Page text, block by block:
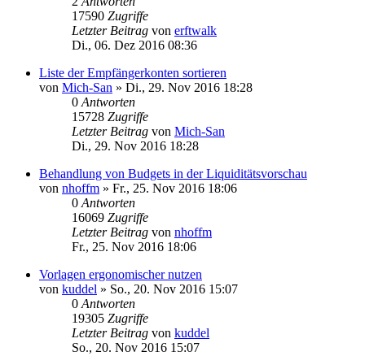
17590 Zugriffe
Letzter Beitrag von erftwalk
Di., 06. Dez 2016 08:36
Liste der Empfängerkonten sortieren
von Mich-San » Di., 29. Nov 2016 18:28
0 Antworten
15728 Zugriffe
Letzter Beitrag von Mich-San
Di., 29. Nov 2016 18:28
Behandlung von Budgets in der Liquiditätsvorschau
von nhoffm » Fr., 25. Nov 2016 18:06
0 Antworten
16069 Zugriffe
Letzter Beitrag von nhoffm
Fr., 25. Nov 2016 18:06
Vorlagen ergonomischer nutzen
von kuddel » So., 20. Nov 2016 15:07
0 Antworten
19305 Zugriffe
Letzter Beitrag von kuddel
So., 20. Nov 2016 15:07